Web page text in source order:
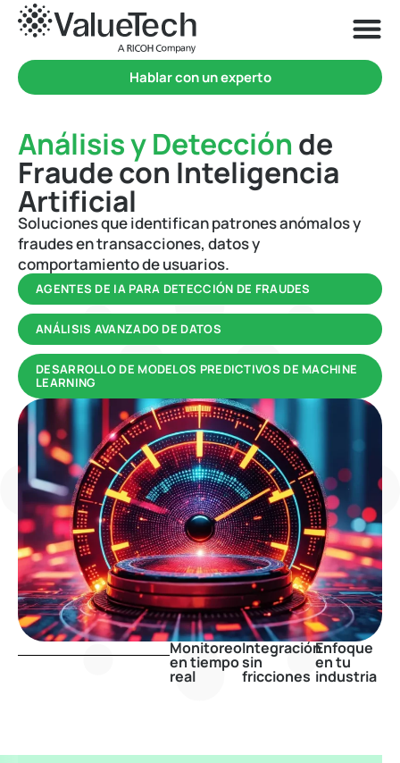
Hablar con un experto
Análisis y Detección de
Fraude con Inteligencia
Artificial
Soluciones que identifican patrones anómalos y
fraudes en transacciones, datos y
comportamiento de usuarios.
AGENTES DE IA PARA DETECCIÓN DE FRAUDES
ANÁLISIS AVANZADO DE DATOS
DESARROLLO DE MODELOS PREDICTIVOS DE MACHINE
LEARNING
Monitoreo
en tiempo
real
Integración
sin
fricciones
Enfoque
en tu
industria